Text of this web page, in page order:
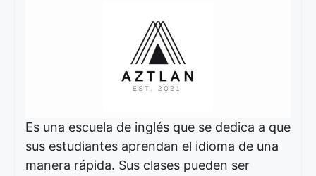
Es una escuela de inglés que se dedica a que
sus estudiantes aprendan el idioma de una
manera rápida. Sus clases pueden ser